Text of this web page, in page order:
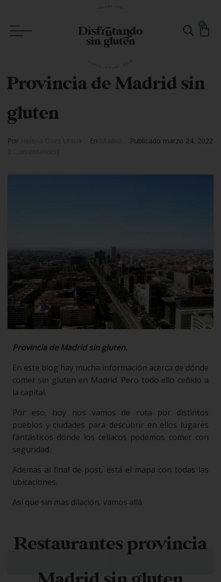
Provincia de Madrid sin
gluten
Por Helena Oses Ursua En Madrid Publicado marzo 24, 2022
0 Comentario(s)
Provincia de Madrid sin gluten.
En este blog hay mucha información acerca de dónde
comer sin gluten en Madrid. Pero todo ello ceñido a
la capital.
Por eso, hoy nos vamos de ruta por distintos
pueblos y ciudades para descubrir en ellos lugares
fantásticos donde los celíacos podemos comer con
seguridad.
Ademas al final de post, está el mapa con todas las
ubicaciones.
Así que sin mas dilación, vamos allá.
Restaurantes provincia